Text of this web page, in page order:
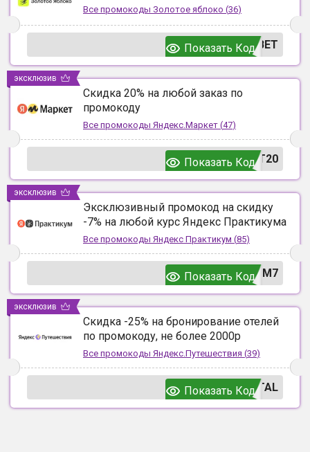
Все промокоды Золотое яблоко (36)
ВЕТ
Показать Код
Скидка 20% на любой заказ по
промокоду
Все промокоды Яндекс.Маркет (47)
T20
Показать Код
эксклюзив
Эксклюзивный промокод на скидку
-7% на любой курс Яндекс Практикума
Все промокоды Яндекс Практикум (85)
UM7
Показать Код
эксклюзив
Скидка -25% на бронирование отелей
по промокоду, не более 2000р
Все промокоды Яндекс.Путешествия (39)
TAL
Показать Код
эксклюзив